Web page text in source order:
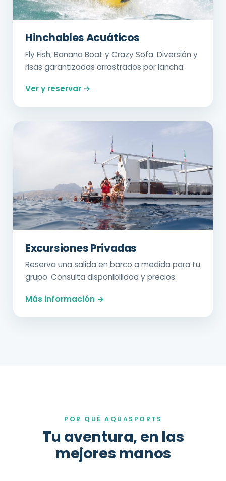
Hinchables Acuáticos
Fly Fish, Banana Boat y Crazy Sofa. Diversión y
risas garantizadas arrastrados por lancha.
Ver y reservar →
Excursiones Privadas
Reserva una salida en barco a medida para tu
grupo. Consulta disponibilidad y precios.
Más información →
POR QUÉ AQUASPORTS
Tu aventura, en las
mejores manos